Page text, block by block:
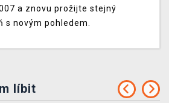
a znovu prožijte stejný
s novým pohledem.
líbit